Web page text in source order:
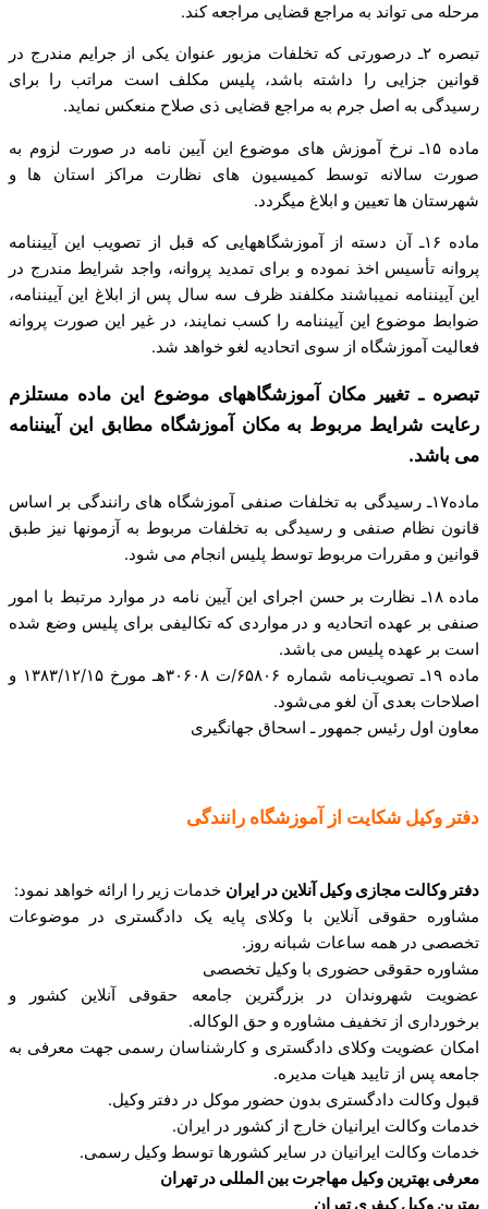
مرحله می تواند به مراجع قضایی مراجعه کند.
تبصره ۲ـ درصورتی که تخلفات مزبور عنوان یکی از جرایم مندرج در
قوانین جزایی را داشته باشد، پلیس مکلف است مراتب را برای
رسیدگی به اصل جرم به مراجع قضایی ذی صلاح منعکس نماید.
ماده ۱۵ـ نرخ آموزش های موضوع این آیین ­نامه در صورت لزوم به
صورت سالانه توسط کمیسیون های نظارت مراکز استان ها و
شهرستان ها تعیین و ابلاغ می­گردد.
ماده ۱۶ـ آن دسته از آموزشگاه­هایی که قبل از تصویب این آیین­نامه
پروانه تأسیس اخذ نموده و برای تمدید پروانه، واجد شرایط مندرج در
این آیین­نامه نمی­باشند مکلفند ظرف سه سال پس از ابلاغ این آیین­نامه،
ضوابط موضوع این آیین­نامه را کسب نمایند، در غیر این صورت پروانه
فعالیت آموزشگاه از سوی اتحادیه لغو خواهد شد.
تبصره ـ تغییر مکان آموزشگاه­های موضوع این ماده مستلزم
رعایت شرایط مربوط به مکان آموزشگاه مطابق این آیین­نامه
می باشد.
ماده۱۷ـ رسیدگی به تخلفات صنفی آموزشگاه های رانندگی بر اساس
قانون نظام صنفی و رسیدگی به تخلفات مربوط به آزمون­ها نیز طبق
قوانین و مقررات مربوط توسط پلیس انجام می شود.
ماده ۱۸ـ نظارت بر حسن اجرای این آیین نامه در موارد مرتبط با امور
صنفی بر عهده اتحادیه و در مواردی که تکالیفی برای پلیس وضع شده
است بر عهده پلیس می باشد.
ماده ۱۹ـ تصویب‌نامه شماره ۶۵۸۰۶/ت ۳۰۶۰۸هـ مورخ ۱۳۸۳/۱۲/۱۵ و
اصلاحات بعدی آن لغو می‌شود.
معاون اول رئیس جمهور ـ اسحاق جهانگیری
دفتر وکیل شکایت از آموزشگاه رانندگی
دفتر وکالت مجازی وکیل آنلاین در ایران خدمات زیر را ارائه خواهد نمود:
مشاوره حقوقی آنلاین با وکلای پایه یک دادگستری در موضوعات
تخصصی در همه ساعات شبانه روز.
مشاوره حقوقی حضوری با وکیل تخصصی
عضویت شهروندان در بزرگترین جامعه حقوقی آنلاین کشور و
برخورداری از تخفیف مشاوره و حق الوکاله.
امکان عضویت وکلای دادگستری و کارشناسان رسمی جهت معرفی به
جامعه پس از تایید هیات مدیره.
قبول وکالت دادگستری بدون حضور موکل در دفتر وکیل.
خدمات وکالت ایرانیان خارج از کشور در ایران.
خدمات وکالت ایرانیان در سایر کشورها توسط وکیل رسمی.
معرفی بهترین وکیل مهاجرت بین المللی در تهران
بهترین وکیل کیفری تهران